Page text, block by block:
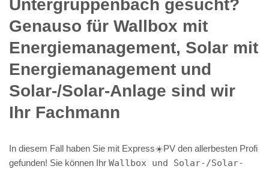
Untergruppenbach gesucht?
Genauso für Wallbox mit
Energiemanagement, Solar mit
Energiemanagement und
Solar-/Solar-Anlage sind wir
Ihr Fachmann
In diesem Fall haben Sie mit Express☀️PV️ den allerbesten Profi
gefunden! Sie können Ihr Wallbox und Solar-/Solar-